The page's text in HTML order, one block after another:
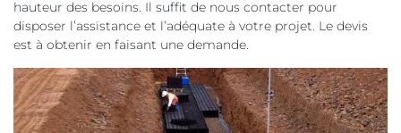
hauteur des besoins. Il suffit de nous contacter pour
disposer l’assistance et l’adéquate à votre projet. Le devis
est à obtenir en faisant une demande.